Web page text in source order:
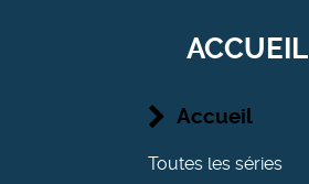
ACCUEIL
Accueil
Toutes les séries